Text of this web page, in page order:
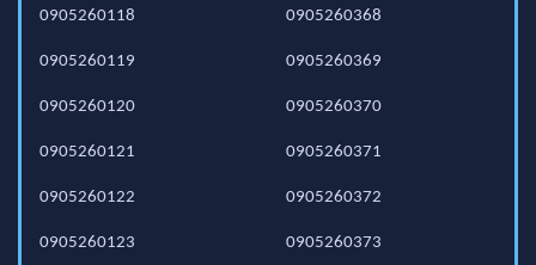
0905260118
0905260119
0905260120
0905260121
0905260122
0905260123
0905260368
0905260369
0905260370
0905260371
0905260372
0905260373